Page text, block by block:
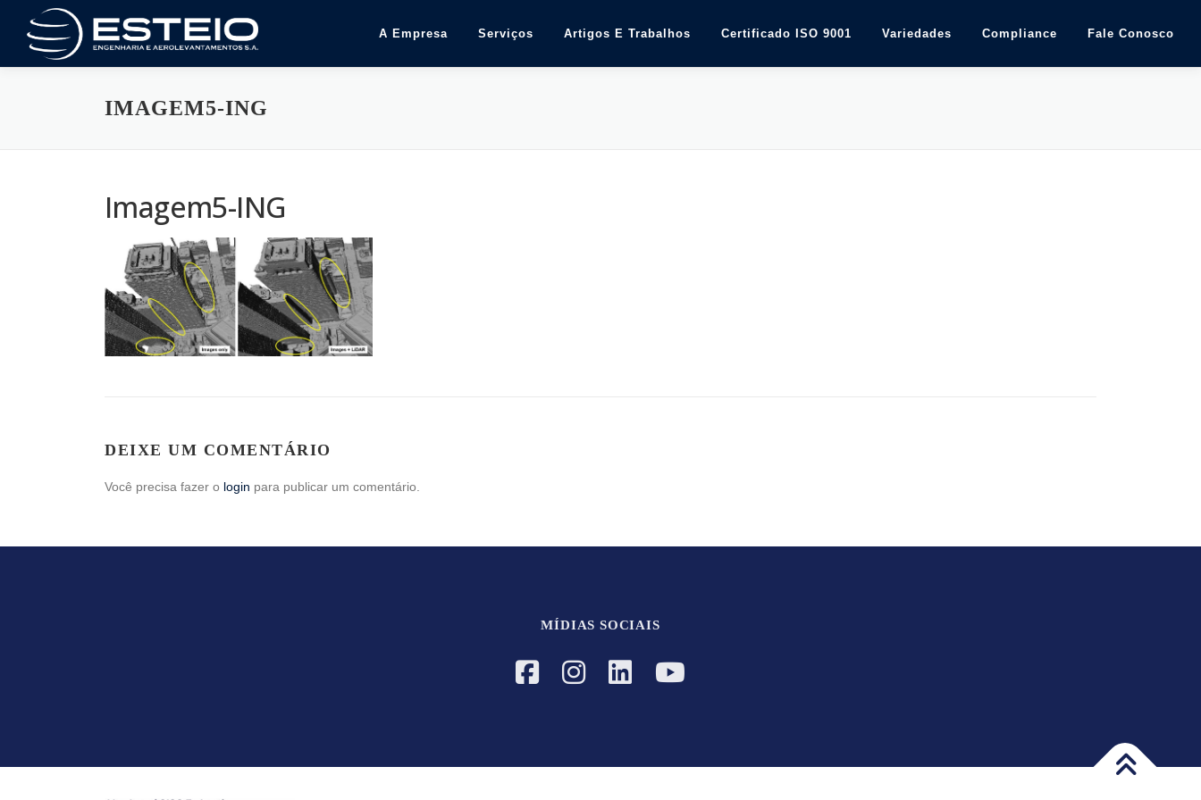
conteúdo
A Empresa Serviços Artigos E Trabalhos Certificado ISO 9001 Variedades Compliance Fale Conosco
IMAGEM5-ING
Imagem5-ING
DEIXE UM COMENTÁRIO
Você precisa fazer o login para publicar um comentário.
MÍDIAS SOCIAIS